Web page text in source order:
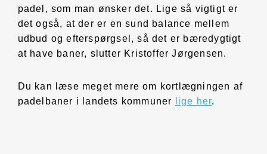
padel, som man ønsker det. Lige så vigtigt er
det også, at der er en sund balance mellem
udbud og efterspørgsel, så det er bæredygtigt
at have baner, slutter Kristoffer Jørgensen.
Du kan læse meget mere om kortlægningen af
padelbaner i landets kommuner
lige her.